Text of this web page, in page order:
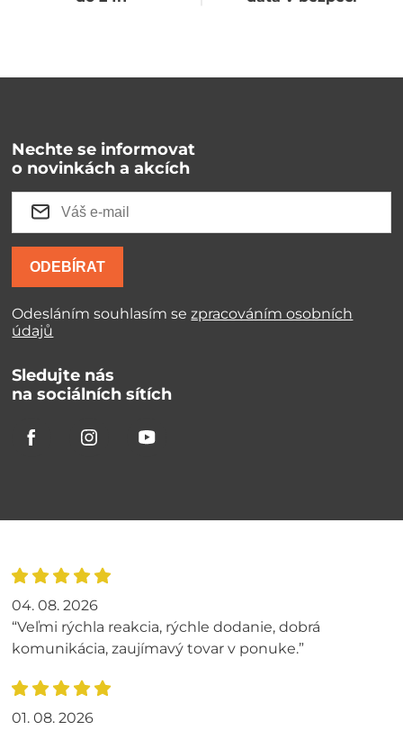
Nechte se informovat
o novinkách a akcích
ODEBÍRAT
Odesláním souhlasím sezpracováním osobních
údajů
Sledujte nás
na sociálních sítích
04. 08. 2026
“Veľmi rýchla reakcia, rýchle dodanie, dobrá
komunikácia, zaujímavý tovar v ponuke.”
01. 08. 2026